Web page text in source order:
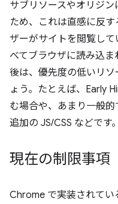
サブリソースやオリジ
ため、これは直感に反
ザーがサイトを閲覧し
べてブラウザに読み込
後は、優先度の低いリ
ょう。たとえば、Early
む場合や、あまり一般
追加の JS/CSS などです。
現在の制限事項
Chrome で実装されてい